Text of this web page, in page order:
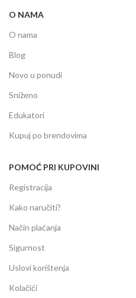
O NAMA
O nama
Blog
Novo u ponudi
Sniženo
Edukatori
Kupuj po brendovima
POMOĆ PRI KUPOVINI
Registracija
Kako naručiti?
Način plaćanja
Sigurnost
Uslovi korištenja
Kolačići